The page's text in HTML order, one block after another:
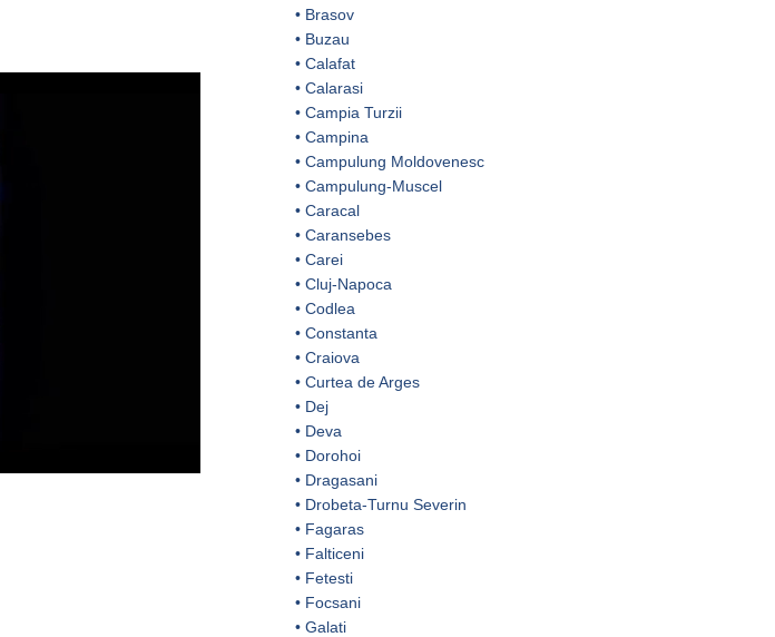
• Brasov
• Buzau
• Calafat
• Calarasi
• Campia Turzii
• Campina
• Campulung Moldovenesc
• Campulung-Muscel
• Caracal
• Caransebes
• Carei
• Cluj-Napoca
• Codlea
• Constanta
• Craiova
• Curtea de Arges
• Dej
• Deva
• Dorohoi
• Dragasani
• Drobeta-Turnu Severin
• Fagaras
• Falticeni
• Fetesti
• Focsani
• Galati